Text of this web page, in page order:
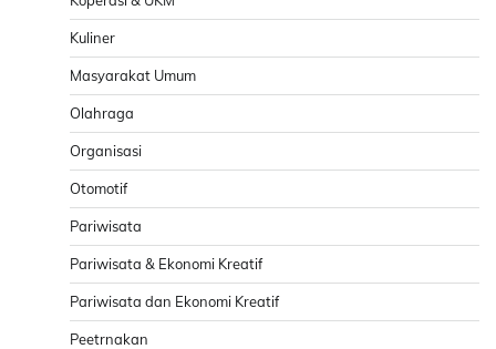
Kuliner
Masyarakat Umum
Olahraga
Organisasi
Otomotif
Pariwisata
Pariwisata & Ekonomi Kreatif
Pariwisata dan Ekonomi Kreatif
Peetrnakan